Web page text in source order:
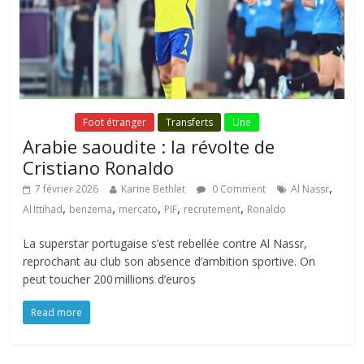
Foot étranger Transferts Une
Arabie saoudite : la révolte de
Cristiano Ronaldo
7 février 2026 Karine Bethlet 0 Comment Al Nassr,
Al Ittihad, benzema, mercato, PIF, recrutement, Ronaldo
La superstar portugaise s’est rebellée contre Al Nassr,
reprochant au club son absence d’ambition sportive. On
peut toucher 200 millions d’euros
Read more